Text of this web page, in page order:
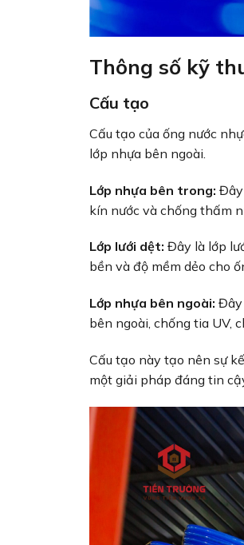
Thông số kỹ
Cấu tạo
Cấu tạo của ống nước
lớp nhựa bên ngoài.
Lớp nhựa bên trong: Đây
kín nước và chống thấm
Lớp lưới dệt: Đây là lớp
bền và độ mềm dẻo cho
Lớp nhựa bên ngoài: Đây
bên ngoài, chống tia UV,
Cấu tạo này tạo nên sự
một giải pháp đáng tin